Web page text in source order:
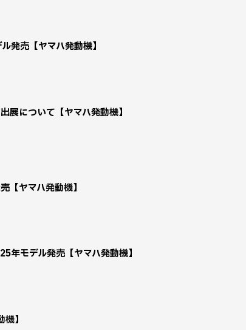
発売【ヤマハ発動機】
展について【ヤマハ発動機】
【ヤマハ発動機】
モデル発売【ヤマハ発動機】
】